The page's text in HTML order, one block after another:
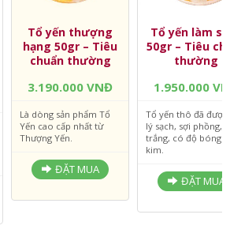
Tổ yến thượng
hạng 50gr – Tiêu
chuẩn thường
3.190.000 VNĐ
Là dòng sản phẩm Tổ
Yến cao cấp nhất từ
Thượng Yến.
ĐẶT MUA
Tổ yến làm
50gr – Tiêu
thường
1.950.000
Tổ yến thô đã được
lý sạch, sợi phồng,
trắng, có độ bóng
kim.
ĐẶT MUA